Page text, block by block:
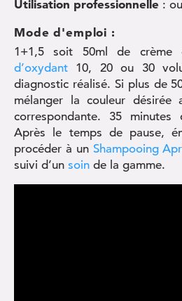
Utilisation professionnelle :
Mode d'emploi :
1+1,5 soit 50ml de crème
d’oxydant 10, 20 ou 30
diagnostic réalisé. Si plus de
mélanger la couleur désirée
correspondante. 35
Après le temps de pause,
procéder à un Shampooing
suivi d’un soin de la gamme.